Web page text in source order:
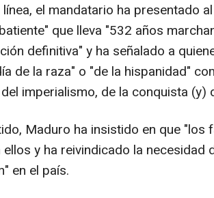
línea, el mandatario ha presentado
que lleva "532 años
definitiva" y ha señalado a
de la raza" o "de la hispanidad"
imperialismo, de la conquista (y)
Maduro ha insistido en que "los
y ha reivindicado la necesidad
en el país.